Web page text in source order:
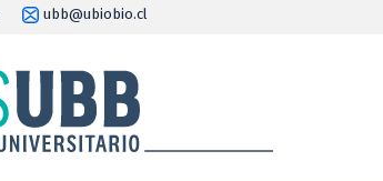
ubb@ubiobio.cl